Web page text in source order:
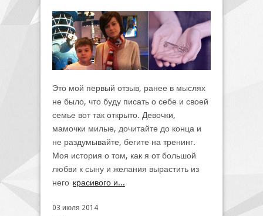
Это мой первый отзыв, ранее в мыслях
не было, что буду писать о себе и своей
семье вот так открыто. Девочки,
мамочки милые, дочитайте до конца и
не раздумывайте, бегите на тренинг.
Моя история о том, как я от большой
любви к сыну и желания вырастить из
него красивого и...
03 июля 2014